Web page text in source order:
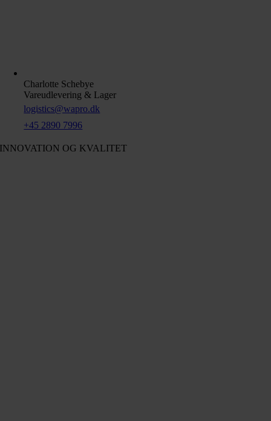
Charlotte Schebye
Vareudlevering & Lager
logistics@wapro.dk
+45 2890 7996
INNOVATION OG KVALITET